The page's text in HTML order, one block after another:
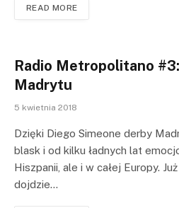
READ MORE
Radio Metropolitano
Madrytu
5 kwietnia 2018
Dzięki Diego Simeone derby
blask i od kilku ładnych lat
Hiszpanii, ale i w całej Europy.
dojdzie…